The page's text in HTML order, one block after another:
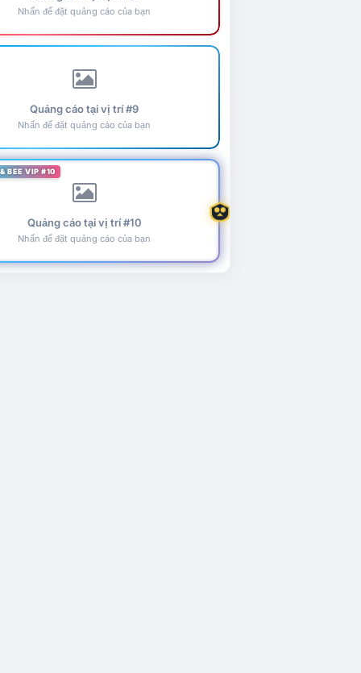
Nhấn để đặt quảng cáo của bạn
Quảng cáo tại vị trí #9
Nhấn để đặt quảng cáo của bạn
BEE VIP #10
Quảng cáo tại vị trí #10
Nhấn để đặt quảng cáo của bạn